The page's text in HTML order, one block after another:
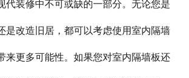
代装修中不可或缺的一部分。无论您是
是改造旧居，都可以考虑使用室内隔墙
来更多可能性。如果您对室内隔墙板还